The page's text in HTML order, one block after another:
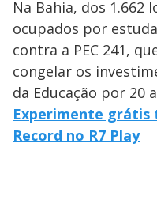
Na Bahia, dos 1.662
ocupados por
contra a PEC 241,
congelar os
da Educação por 20
Experimente grátis
Record no R7 Play